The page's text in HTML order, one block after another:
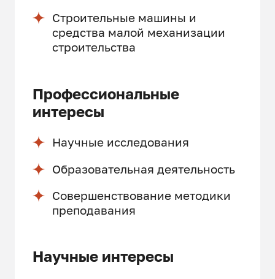
Строительные машины и
средства малой механизации
строительства
Профессиональные
интересы
Научные исследования
Образовательная деятельность
Совершенствование методики
преподавания
Научные интересы